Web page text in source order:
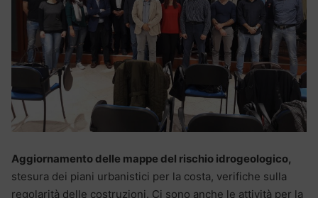
Aggiornamento delle mappe del rischio idrogeologico,
stesura dei piani urbanistici per la costa, verifiche sulla
regolarità delle costruzioni. Ci sono anche le attività per la